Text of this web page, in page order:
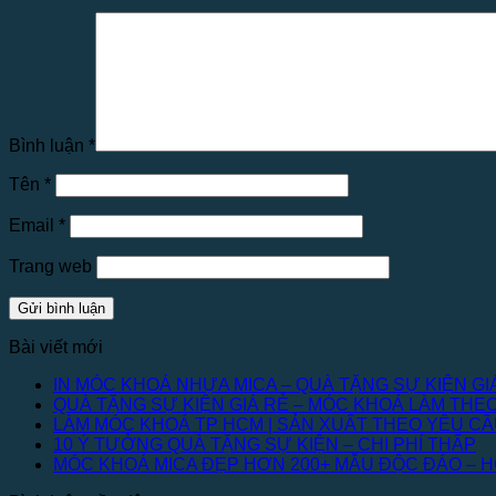
Bình luận *
Tên *
Email *
Trang web
Bài viết mới
IN MÓC KHOÁ NHỰA MICA – QUÀ TẶNG SỰ KIỆN
QUÀ TẶNG SỰ KIỆN GIÁ RẺ – MÓC KHOÁ LÀM
LÀM MÓC KHOÁ TP HCM | SẢN XUẤT THEO YÊU
10 Ý TƯỞNG QUÀ TẶNG SỰ KIỆN – CHI PHÍ THẤP
MÓC KHOÁ MICA ĐẸP HƠN 200+ MẪU ĐỘC ĐÁO –